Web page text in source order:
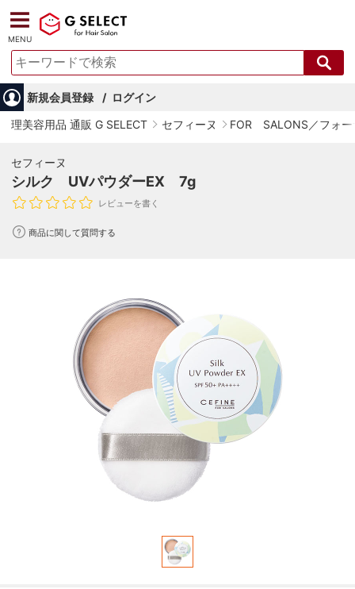
MENU
新規会員登録
ログイン
理美容用品 通販 G SELECT
セフィーヌ FOR SALONS／フォー
セフィーヌ
シルク UVパウダーEX 7g
レビューを書く
商品に関して質問する